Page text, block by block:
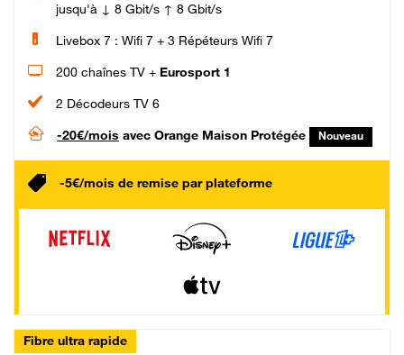
jusqu'à ↓ 8 Gbit/s ↑ 8 Gbit/s
Livebox 7 : Wifi 7 + 3 Répéteurs Wifi 7
200 chaînes TV + Eurosport 1
2 Décodeurs TV 6
-20€/mois avec Orange Maison Protégée Nouveau
-5€/mois de remise par plateforme
Fibre ultra rapide